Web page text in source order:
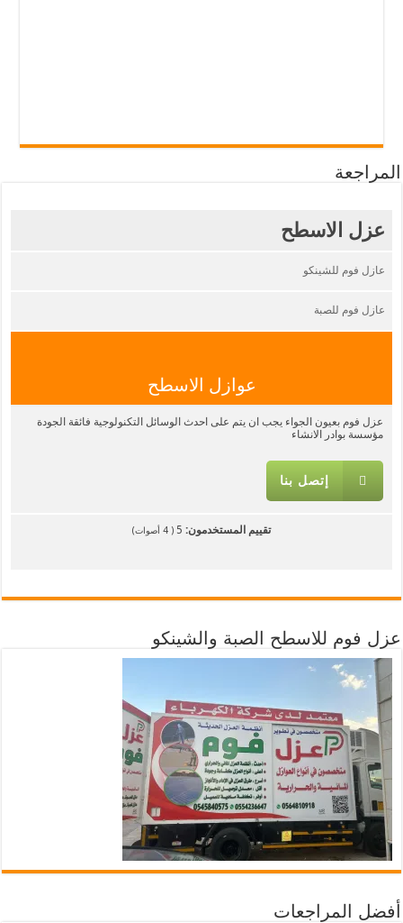
المراجعة
عزل الاسطح
عازل فوم للشينكو
عازل فوم للصبة
عوازل الاسطح
عزل فوم بعيون الجواء يجب ان يتم على احدث الوسائل التكنولوجية فائقة الجودة
مؤسسة بوادر الانشاء
إتصل بنا
تقييم المستخدمون: 5
(
4 أصوات)
عزل فوم للاسطح الصبة والشينكو
أفضل المراجعات